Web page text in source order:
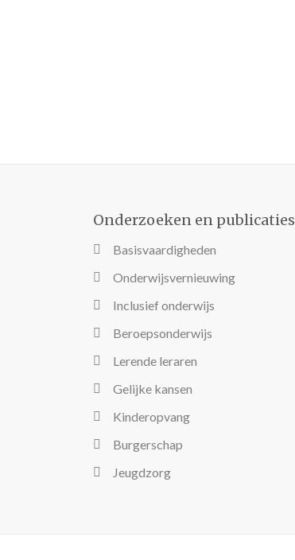
Onderzoeken en publicaties
Basisvaardigheden
Onderwijsvernieuwing
Inclusief onderwijs
Beroepsonderwijs
Lerende leraren
Gelijke kansen
Kinderopvang
Burgerschap
Jeugdzorg